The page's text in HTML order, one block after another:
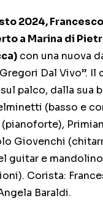
2024,
a Marina di
con una nuova
Dal Vivo”. Il
palco, dalla sua
(basso e
Giovenchi
guitar e
Corista:
Baraldi.